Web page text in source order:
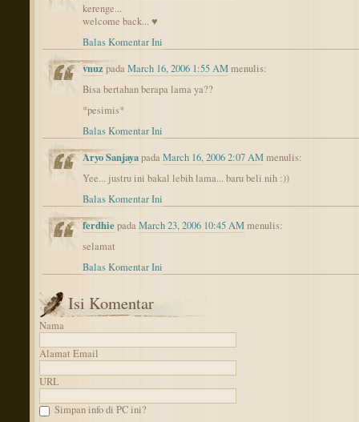
kerenge...
welcome back... ♥
Balas Komentar Ini
vnuzpadaMarch 16, 2006 1:55 AMmenulis:
Bisa bertahan berapa lama ya??
*pesimis*
Balas Komentar Ini
Aryo SanjayapadaMarch 16, 2006 2:07 AMmenulis:
Yee... justru ini bakal lebih lama... baru beli nih :))
Balas Komentar Ini
ferdhiepadaMarch 23, 2006 10:45 AMmenulis:
selamat
Balas Komentar Ini
Isi Komentar
Nama
Alamat Email
URL
Simpan info di PC ini?